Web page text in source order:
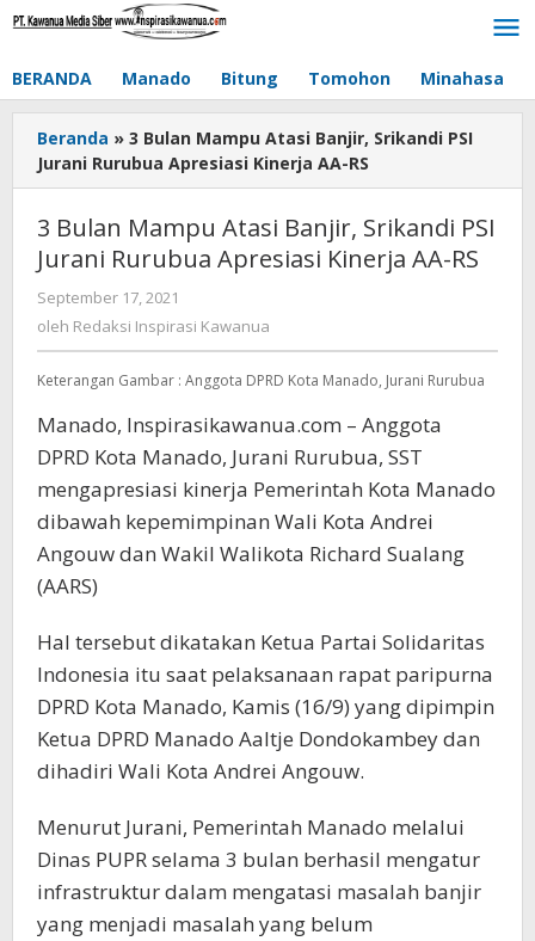
Lewati
BERANDA Manado Bitung Tomohon Minahasa
Beranda » 3 Bulan Mampu Atasi Banjir, Srikandi PSI
Jurani Rurubua Apresiasi Kinerja AA-RS
3 Bulan Mampu Atasi Banjir, Srikandi PSI
Jurani Rurubua Apresiasi Kinerja AA-RS
September 17, 2021
Redaksi
oleh Redaksi Inspirasi Kawanua
Keterangan Gambar : Anggota DPRD Kota Manado, Jurani Rurubua
Manado, Inspirasikawanua.com – Anggota
DPRD Kota Manado, Jurani Rurubua, SST
mengapresiasi kinerja Pemerintah Kota Manado
dibawah kepemimpinan Wali Kota Andrei
Angouw dan Wakil Walikota Richard Sualang
(AARS)
Hal tersebut dikatakan Ketua Partai Solidaritas
Indonesia itu saat pelaksanaan rapat paripurna
DPRD Kota Manado, Kamis (16/9) yang dipimpin
Ketua DPRD Manado Aaltje Dondokambey dan
dihadiri Wali Kota Andrei Angouw.
Menurut Jurani, Pemerintah Manado melalui
Dinas PUPR selama 3 bulan berhasil mengatur
infrastruktur dalam mengatasi masalah banjir
yang menjadi masalah yang belum